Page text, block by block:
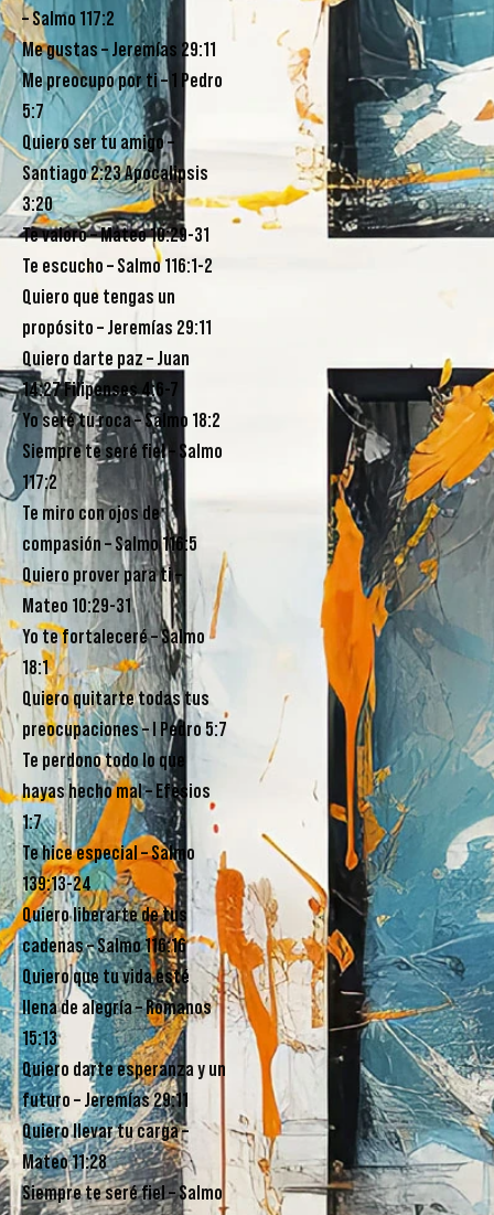
– Salmo 117:2
Me gustas – Jeremías 29:11
Me preocupo por ti – 1 Pedro
5:7
Quiero ser tu amigo –
Santiago 2:23 Apocalipsis
3:20
Te valoro – Mateo 10:29-31
Te escucho – Salmo 116:1-2
Quiero que tengas un
propósito – Jeremías 29:11
Quiero darte paz – Juan
14:27 Filipenses 4:6-7
Yo seré tu roca – Salmo 18:2
Siempre te seré fiel – Salmo
117:2
Te miro con ojos de
compasión – Salmo 116:5
Quiero prover para ti –
Mateo 10:29-31
Yo te fortaleceré – Salmo
18:1
Quiero quitarte todas tus
preocupaciones – I Pedro 5:7
Te perdono todo lo que
hayas hecho mal – Efesios
1:7
Te hice especial – Salmo
139:13-24
Quiero liberarte de tus
cadenas – Salmo 116:16
Quiero que tu vida esté
llena de alegría – Romanos
15:13
Quiero darte esperanza y un
futuro – Jeremías 29:11
Quiero llevar tu carga –
Mateo 11:28
Siempre te seré fiel – Salmo